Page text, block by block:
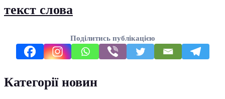
текст слова
Поділитись публікацією
Категорії новин